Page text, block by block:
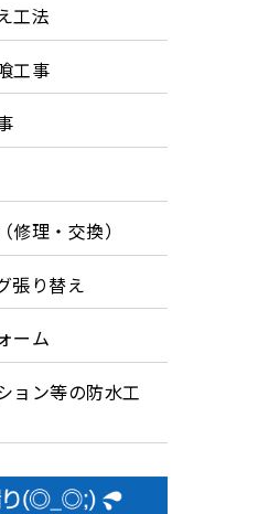
工法
工事
修理・交換）
張り替え
ーム
ョン等の防水工